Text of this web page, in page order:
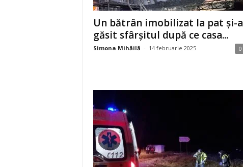
Un bătrân imobilizat la pat și-a
găsit sfârșitul după ce casa...
Simona Mihăilă - 14 februarie 2025 0